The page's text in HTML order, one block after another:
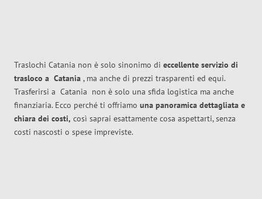
Traslochi Catania non è solo sinonimo di eccellente servizio di
trasloco a Catania , ma anche di prezzi trasparenti ed equi.
Trasferirsi a Catania non è solo una sfida logistica ma anche
finanziaria. Ecco perché ti offriamo una panoramica dettagliata e
chiara dei costi, così saprai esattamente cosa aspettarti, senza
costi nascosti o spese impreviste.